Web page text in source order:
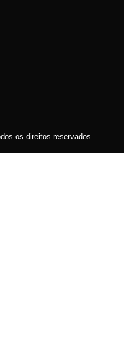
os direitos reservados.